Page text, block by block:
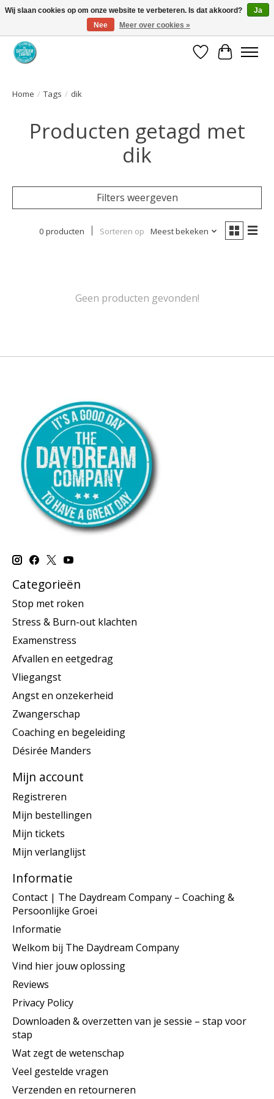
Coaching via download. Effectief en voordelig.
Verlanglijst
Home / Tags / dik
Producten getagd met
dik
Filters weergeven
0 producten Sorteren op Meest bekeken
Geen producten gevonden!
Categorieën
Stop met roken
Stress & Burn-out klachten
Examenstress
Afvallen en eetgedrag
Vliegangst
Angst en onzekerheid
Zwangerschap
Coaching en begeleiding
Désirée Manders
Mijn account
Registreren
Mijn bestellingen
Mijn tickets
Mijn verlanglijst
Informatie
Contact | The Daydream Company – Coaching &
Persoonlijke Groei
Informatie
Welkom bij The Daydream Company
Vind hier jouw oplossing
Reviews
Privacy Policy
Downloaden & overzetten van je sessie – stap voor
stap
Wat zegt de wetenschap
Veel gestelde vragen
Verzenden en retourneren
Wij slaan cookies op om onze website te verbeteren. Is dat akkoord?
Ja
Nee
Meer over cookies »